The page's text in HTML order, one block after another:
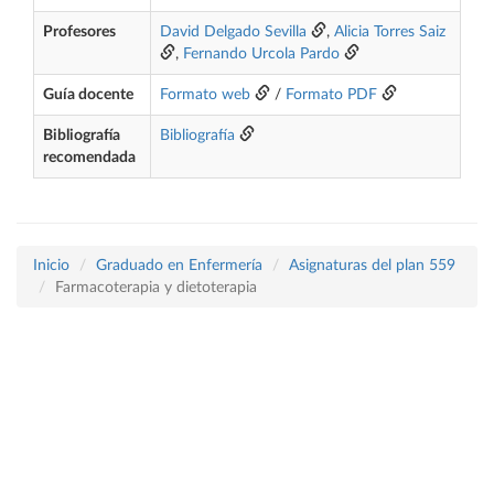
Profesores David Delgado Sevilla , Alicia Torres Saiz
, Fernando Urcola Pardo
Guía docente Formato web / Formato PDF
Bibliografía
recomendada
Bibliografía
Inicio Graduado en Enfermería
Asignaturas del plan 559
Farmacoterapia y dietoterapia